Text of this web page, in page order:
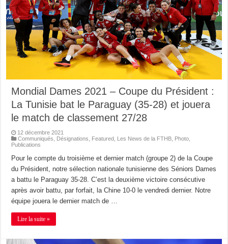
Mondial Dames 2021 – Coupe du Président :
La Tunisie bat le Paraguay (35-28) et jouera
le match de classement 27/28
12 décembre 2021
Communiqués
Désignations Featured Les News de la FTHB Photo
Publications
Pour le compte du troisième et dernier match (groupe 2) de la Coupe
du Président, notre sélection nationale tunisienne des Séniors Dames
a battu le Paraguay 35-28. C’est la deuxième victoire consécutive
après avoir battu, par forfait, la Chine 10-0 le vendredi dernier. Notre
équipe jouera le dernier match de …
Lire la suite »